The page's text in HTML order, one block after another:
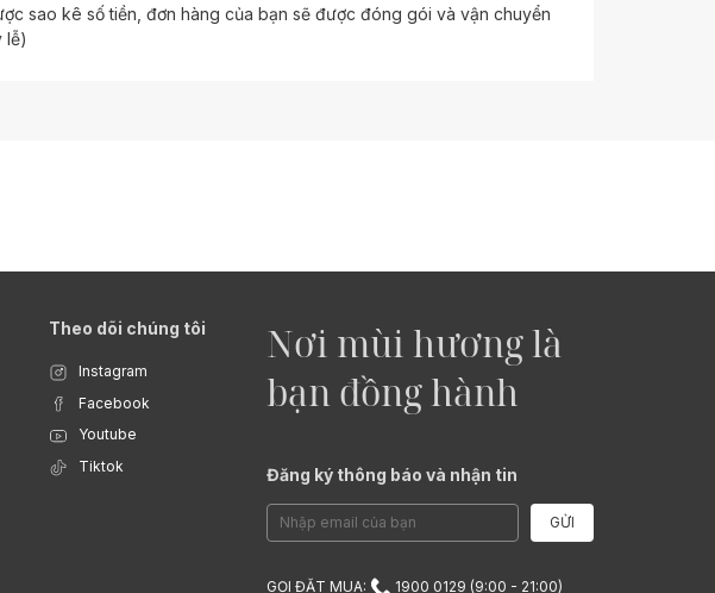
sao kê số tiền, đơn hàng của bạn sẽ được đóng gói và vận chuyển
lễ)
Theo dõi chúng tôi
Instagram
Facebook
Youtube
Tiktok
Nơi mùi hương là
bạn đồng hành
Đăng ký thông báo và nhận tin
GỬI
GỌI ĐẶT MUA: 1900 0129 (9:00 - 21:00)